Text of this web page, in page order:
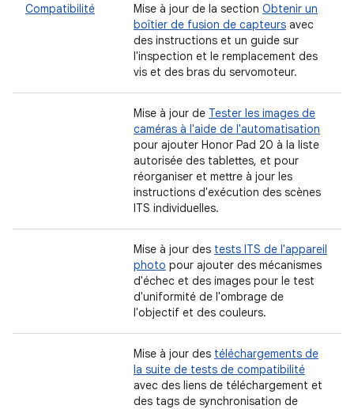
Compatibilité Mise à jour de la section Obtenir un
boîtier de fusion de capteurs avec
des instructions et un guide sur
l'inspection et le remplacement des
vis et des bras du servomoteur.
Mise à jour de Tester les images de
caméras à l'aide de l'automatisation
pour ajouter Honor Pad 20 à la liste
autorisée des tablettes, et pour
réorganiser et mettre à jour les
instructions d'exécution des scènes
ITS individuelles.
Mise à jour des tests ITS de l'appareil
photo pour ajouter des mécanismes
d'échec et des images pour le test
d'uniformité de l'ombrage de
l'objectif et des couleurs.
Mise à jour des téléchargements de
la suite de tests de compatibilité
avec des liens de téléchargement et
des tags de synchronisation de